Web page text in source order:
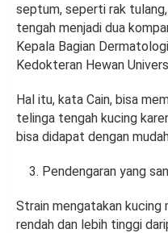
septum, seperti rak
tengah menjadi dua
Kepala Bagian
Kedokteran Hewan
Hal itu, kata Cain, bisa
telinga tengah kucing
bisa didapat dengan
Pendengaran yang
Strain mengatakan kucing
rendah dan lebih tinggi